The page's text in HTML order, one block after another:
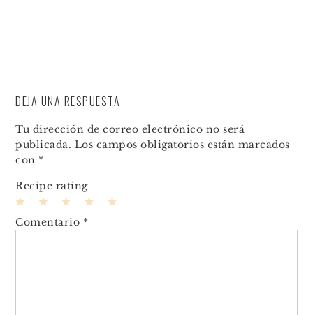
DEJA UNA RESPUESTA
Tu dirección de correo electrónico no será
publicada. Los campos obligatorios están marcados
con *
Recipe rating
Stars
4
Stars
3
Stars
2
Stars
1
Star
Comentario *